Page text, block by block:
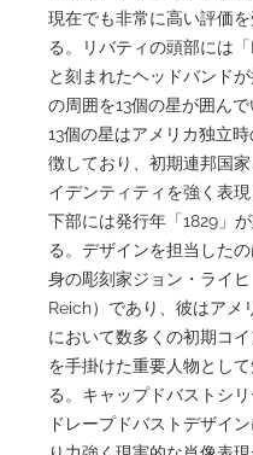
現在でも非常に高い評価
る。リバティの頭部には「
と刻まれたヘッドバンド
の周囲を13個の星が囲ん
13個の星はアメリカ独立時
徴しており、初期連邦国
イデンティティを強く表現
下部には発行年「1829」
る。デザインを担当した
身の彫刻家ジョン・ライ
Reich）であり、彼はアメ
において数多くの初期コ
を手掛けた重要人物とし
る。キャップドバストシ
ドレープドバストデザイ